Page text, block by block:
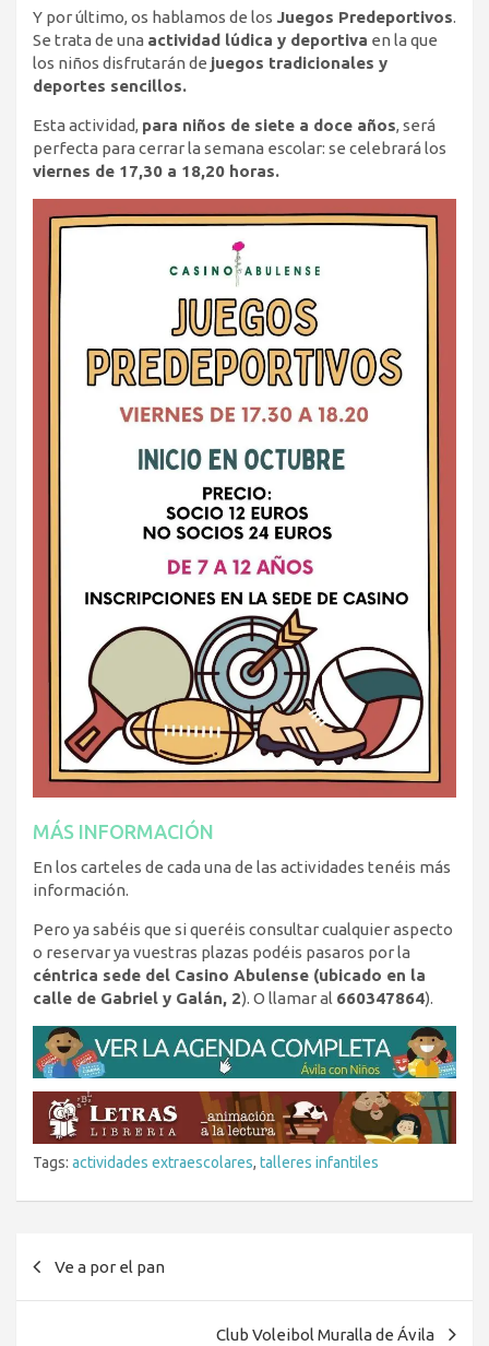
Y por último, os hablamos de los Juegos Predeportivos.
Se trata de una actividad lúdica y deportiva en la que
los niños disfrutarán de juegos tradicionales y
deportes sencillos.
Esta actividad, para niños de siete a doce años, será
perfecta para cerrar la semana escolar: se celebrará los
viernes de 17,30 a 18,20 horas.
MÁS INFORMACIÓN
En los carteles de cada una de las actividades tenéis más
información.
Pero ya sabéis que si queréis consultar cualquier aspecto
o reservar ya vuestras plazas podéis pasaros por la
céntrica sede del Casino Abulense (ubicado en la
calle de Gabriel y Galán, 2). O llamar al 660347864).
Tags: actividades extraescolares, talleres infantiles
Ve a por el pan
Club Voleibol Muralla de Ávila